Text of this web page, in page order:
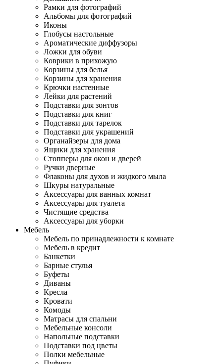
Рамки для фотографий
Альбомы для фотографий
Иконы
Глобусы настольные
Ароматические диффузоры
Ложки для обуви
Коврики в прихожую
Корзины для белья
Корзины для хранения
Крючки настенные
Лейки для растений
Подставки для зонтов
Подставки для книг
Подставки для тарелок
Подставки для украшений
Органайзеры для дома
Ящики для хранения
Стопперы для окон и дверей
Ручки дверные
Флаконы для духов и жидкого мыла
Шкуры натуральные
Аксессуары для ванных комнат
Аксессуары для туалета
Чистящие средства
Аксессуары для уборки
Мебель
Мебель по принадлежности к комнате
Мебель в кредит
Банкетки
Барные стулья
Буфеты
Диваны
Кресла
Кровати
Комоды
Матрасы для спальни
Мебельные консоли
Напольные подставки
Подставки под цветы
Полки мебельные